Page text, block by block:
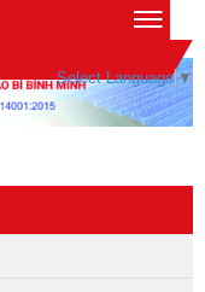
Select Language ▼